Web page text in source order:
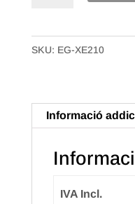
Adhesiva
"Deseo
Guste"
Castellà.
(500u.)
SKU: EG-XE210
Informació
IVA Incl.